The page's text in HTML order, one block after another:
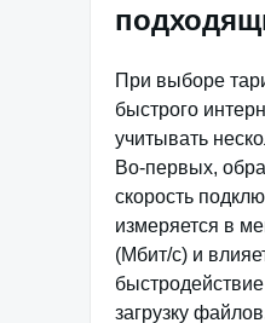
При выборе
быстрого
учитывать
Во-первых,
скорость
измеряется в
(Мбит/с) и
загрузку